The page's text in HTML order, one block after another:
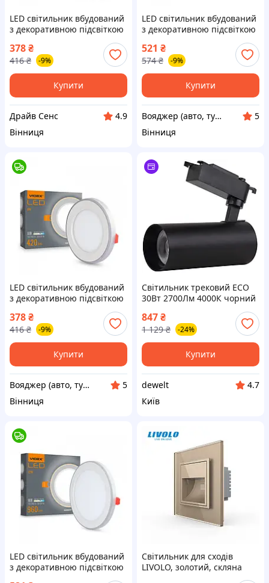
LED світильник вбудований
з декоративною підсвіткою
5000K+2700K 220V VL-D-DS
378₴
416 ₴ -9%
Купити
Драйв Сенс
4.9
Вінниця
LED світильник вбудований
з декоративною підсвіткою
5000K+2700K 220V VL-D-VO
521 ₴
574 ₴ -9%
Купити
Вояджер (авто, туризм, спорт)
5
Вінниця
LED світильник вбудований
з декоративною підсвіткою
5000K+2700K 220V VL-D-VO
378₴
416 ₴ -9%
Купити
Вояджер (авто, туризм, спорт)
5
Вінниця
Світильник трековий ECO
30Вт 2700Лм 4000К чорний
847₴
1 129 ₴ -24%
Купити
dewelt
4.7
Київ
LED світильник вбудований
з декоративною підсвіткою
Світильник для сходів
LIVOLO, золотий, скляна
рамка, тепле світло 2700K,